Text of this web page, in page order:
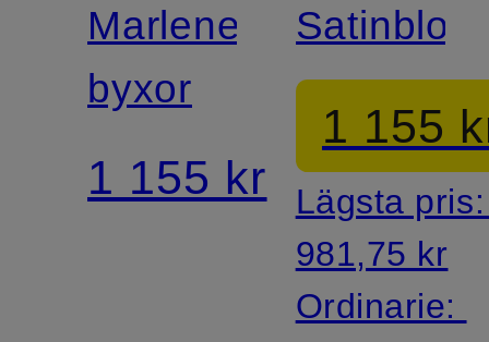
Marlene-
byxor
1 155 kr
1 155
Lägsta
981,75 kr
Ordinarie: